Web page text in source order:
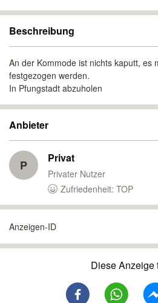
Beschreibung
An der Kommode ist nichts kaputt, es
festgezogen werden.
In Pfungstadt abzuholen
Anbieter
P Privat
Privater Nutzer
Zufriedenheit: TOP
Anzeigen-ID
Diese Anzeige